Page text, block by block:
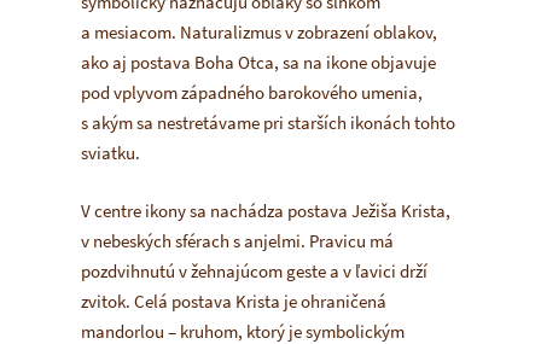
a mesiacom. Naturalizmus v zobrazení oblakov,
ako aj postava Boha Otca, sa na ikone objavuje
pod vplyvom západného barokového umenia,
s akým sa nestretávame pri starších ikonách tohto
sviatku.
V centre ikony sa nachádza postava Ježiša Krista,
v nebeských sférach s anjelmi. Pravicu má
pozdvihnutú v žehnajúcom geste a v ľavici drží
zvitok. Celá postava Krista je ohraničená
mandorlou – kruhom, ktorý je symbolickým